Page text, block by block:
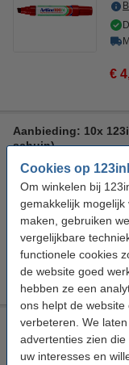
Cookies op
Om winkelen bij
gemakkelijk mogelijk
maken, gebruiken
vergelijkbare
functionele cookies
de website goed
hebben ze een
ons helpt de website
verbeteren. We
advertenties zien
uw interesses en
€
Aanbieding: 10x
schuin)
€
123inkt permanent